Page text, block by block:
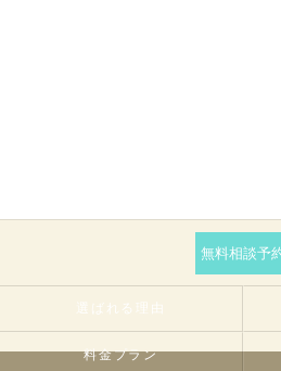
無料相談予
選ばれる理由
料金プラン